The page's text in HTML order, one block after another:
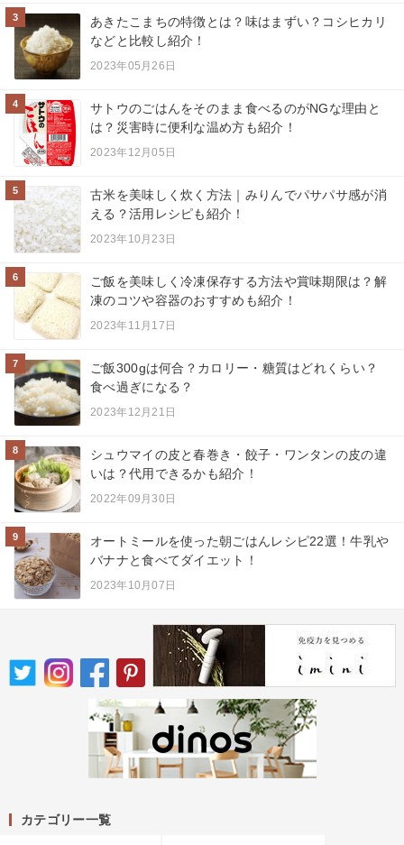
3
あきたこまちの特徴とは？味はまずい？コシヒカリ
などと比較し紹介！
2023年05月26日
4
サトウのごはんをそのまま食べるのがNGな理由と
は？災害時に便利な温め方も紹介！
2023年12月05日
5
古米を美味しく炊く方法｜みりんでパサパサ感が消
える？活用レシピも紹介！
2023年10月23日
6
ご飯を美味しく冷凍保存する方法や賞味期限は？解
凍のコツや容器のおすすめも紹介！
2023年11月17日
7
ご飯300gは何合？カロリー・糖質はどれくらい？
食べ過ぎになる？
2023年12月21日
8
シュウマイの皮と春巻き・餃子・ワンタンの皮の違
いは？代用できるかも紹介！
2022年09月30日
9
オートミールを使った朝ごはんレシピ22選！牛乳や
バナナと食べてダイエット！
2023年10月07日
カテゴリー一覧